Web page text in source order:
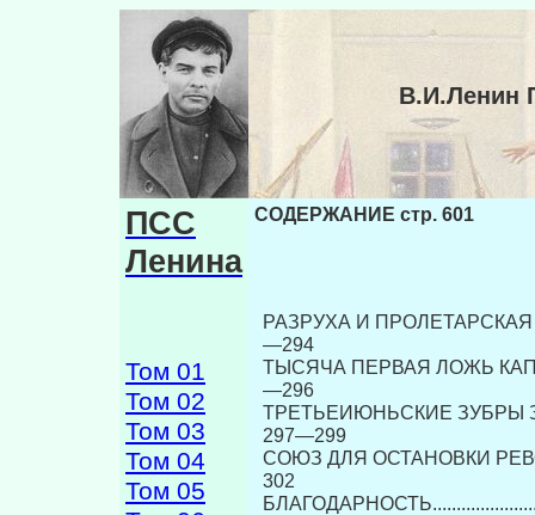
В.И.Ленин
ПСС
Ленина
Том 01
Том 02
Том 03
Том 04
Том 05
СОДЕРЖАНИЕ стр. 601
РАЗРУХА И ПРОЛЕТАРСКАЯ
—294
ТЫСЯЧА ПЕРВАЯ ЛОЖЬ
—296
ТРЕТЬЕИЮНЬСКИЕ ЗУБРЫ
297—299
СОЮЗ ДЛЯ ОСТАНОВКИ
302